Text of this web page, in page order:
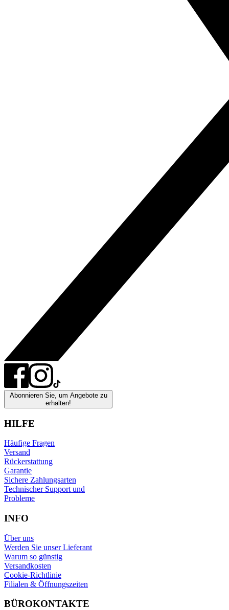
Abonnieren Sie, um Angebote zu
erhalten!
HILFE
Häufige Fragen
Versand
Rückerstattung
Garantie
Sichere Zahlungsarten
Technischer Support und
Probleme
INFO
Über uns
Werden Sie unser Lieferant
Warum so günstig
Versandkosten
Cookie-Richtlinie
Filialen & Öffnungszeiten
BÜROKONTAKTE